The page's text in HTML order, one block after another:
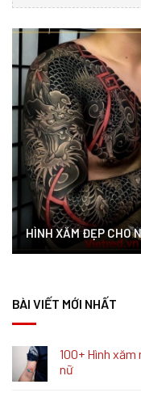
HÌNH XĂM ĐẸP CHO
BÀI VIẾT MỚI NHẤT
100+ Hình
nữ